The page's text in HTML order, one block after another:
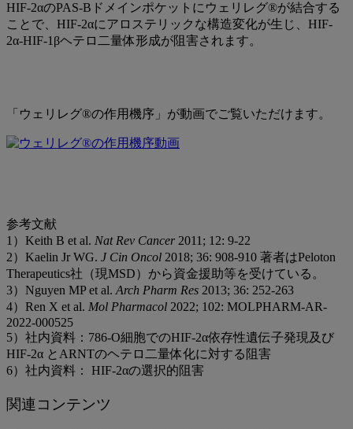
HIF-2αのPAS-Bドメインポケットにウェリレグ®が結合する
ことで、HIF-2αにアロステリックな構造変化が生じ、HIF-
2α-HIF-1βヘテロ二量体形成が阻害されます。
「ウェリレグ®の作用機序」が動画でご覧いただけます。
参考文献
1）Keith B et al. Nat Rev Cancer 2011; 12: 9-22
2）Kaelin Jr WG. J Cin Oncol 2018; 36: 908-910 著者はPeloton
Therapeutics社（現MSD）から資金援助等を受けている。
3）Nguyen MP et al. Arch Pharm Res 2013; 36: 252-263
4）Ren X et al. Mol Pharmacol 2022; 102: MOLPHARM-AR-
2022-000525
5）社内資料：786-O細胞でのHIF-2α依存性遺伝子発現及び
HIF-2α とARNTのヘテロ二量体化に対する阻害
6）社内資料： HIF-2αの選択的阻害
関連コンテンツ